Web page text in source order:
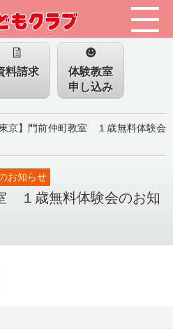
料請求
体験教室
申し込み
東京】門前仲町教室 １歳無料体験会
１歳無料体験会のお知
お知らせ